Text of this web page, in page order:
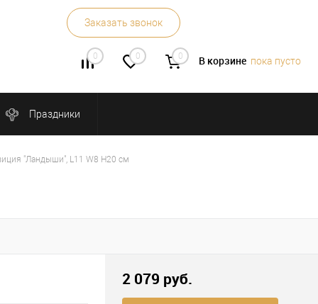
Заказать звонок
0 0 0 В корзине пока пусто
Праздники
"Ландыши", L11 W8 H20 см
2 079 руб.